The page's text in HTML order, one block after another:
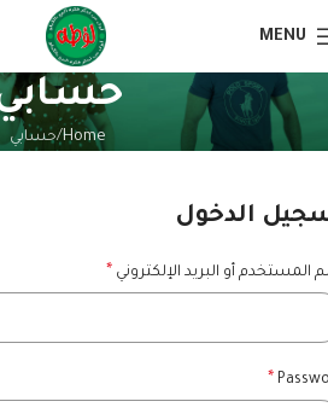
MENU
Home حسابي
الدخول
المستخدم أو البريد الإلكتروني *
*